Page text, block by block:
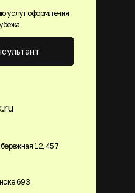
услуг оформления
12, 457
693